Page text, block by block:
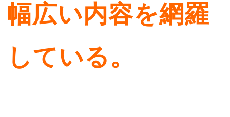
幅広い内容を網羅
している。